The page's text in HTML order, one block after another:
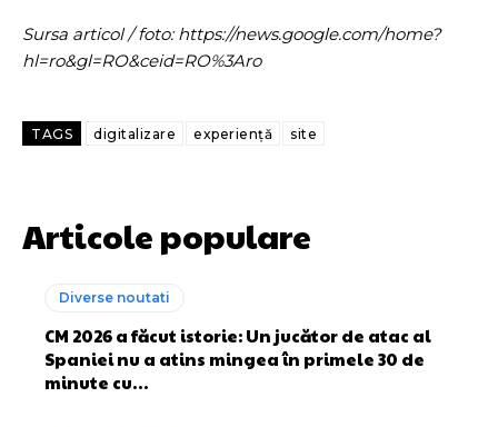
Sursa articol / foto: https://news.google.com/home?
hl=ro&gl=RO&ceid=RO%3Aro
TAGS digitalizare experiență site
Articole populare
Diverse noutati
CM 2026 a făcut istorie: Un jucător de atac al
Spaniei nu a atins mingea în primele 30 de
minute cu…